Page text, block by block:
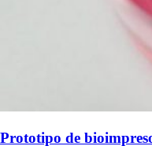
Prototipo de